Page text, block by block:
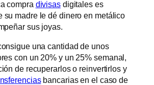
compra divisasdigitales es
su madre le dé dinero en metálico
sus joyas.
una cantidad de unos
con un 20% y un 25% semanal,
de recuperarlos o reinvertirlos y
bancarias en el caso de